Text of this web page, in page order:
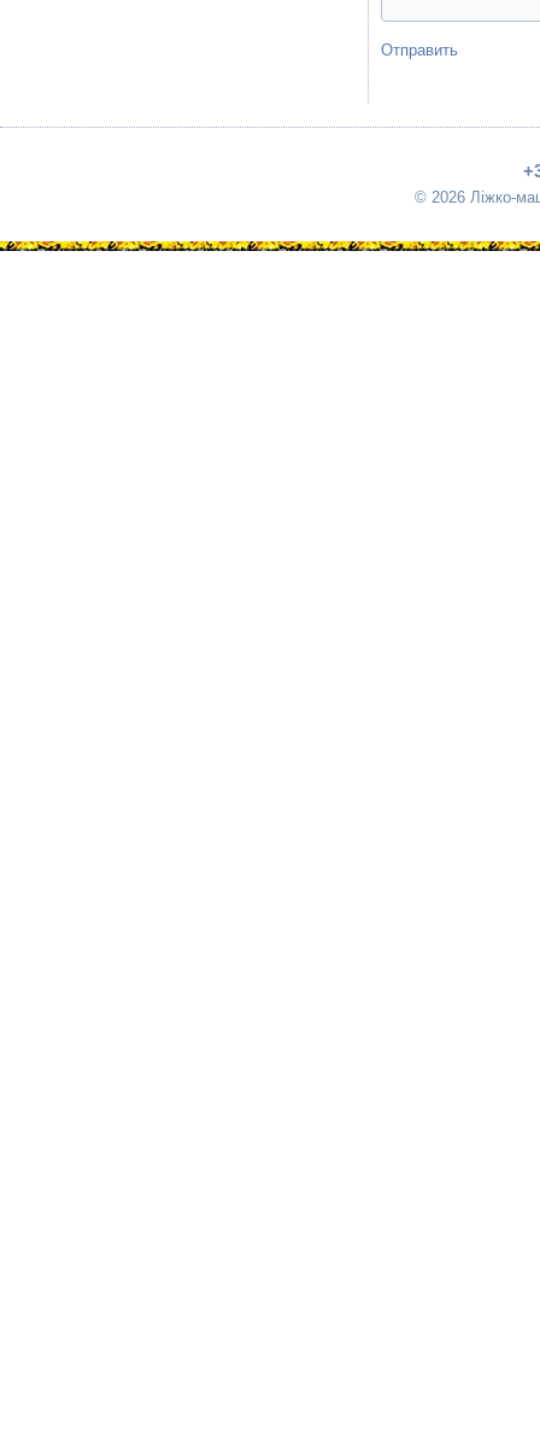
Отправить
© 2026 Ліжко-